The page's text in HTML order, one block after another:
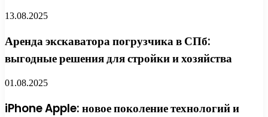
13.08.2025
Аренда экскаватора погрузчика в СПб:
выгодные решения для стройки и хозяйства
01.08.2025
iPhone Apple: новое поколение технологий и